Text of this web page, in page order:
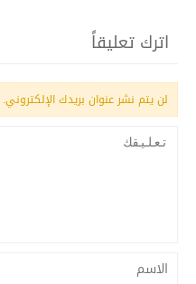
اترك تعليقاً
لن يتم نشر عنوان بريدك الإلكتروني.